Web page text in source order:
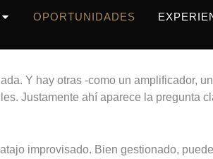
OPEN PRODUCTOS
OPORTUNIDADES
Y hay otras -como un amplificador,
Justamente ahí aparece la pregunta
improvisado. Bien gestionado,